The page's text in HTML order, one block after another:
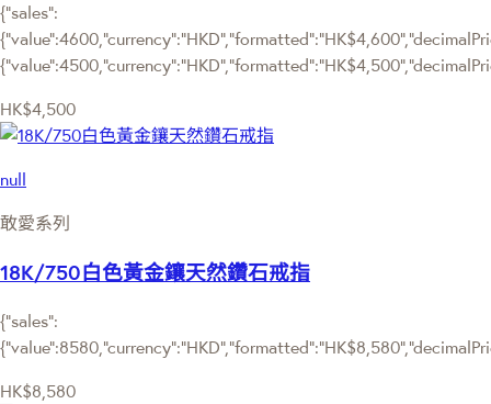
{"sales":
HK$4,500
null
敢愛系列
18K/750白色黃金鑲天然鑽石戒指
{"sales":
HK$8,580